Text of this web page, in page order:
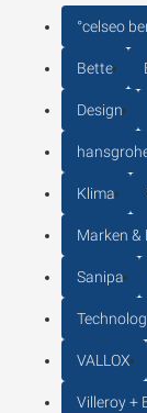
°celseo
Bette
Design
Klima
Marken &
Sanipa
VALLOX
Villeroy +